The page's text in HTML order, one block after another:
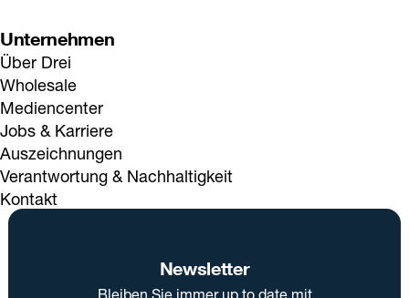
Unternehmen
Über Drei
Wholesale
Mediencenter
Jobs & Karriere
Auszeichnungen
Verantwortung & Nachhaltigkeit
Kontakt
Newsletter
Bleiben Sie immer up to date mit